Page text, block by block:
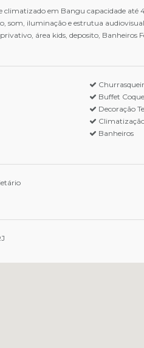
climatizado em Bangu capacidade até
som, iluminação e estrutua
área kids, deposito, Banheiros
Buffet
Decoração
Banheiros